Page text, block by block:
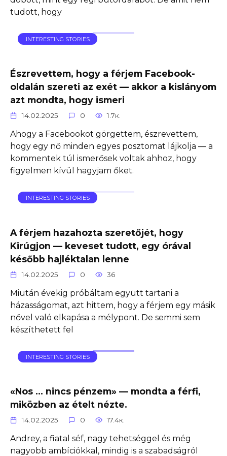
tudott, hogy
INTERESTING STORIES
Észrevettem, hogy a férjem Facebook-
oldalán szereti az exét — akkor a kislányom
azt mondta, hogy ismeri
14.02.2025 0 1.7к.
Ahogy a Facebookot görgettem, észrevettem,
hogy egy nő minden egyes posztomat lájkolja — a
kommentek túl ismerősek voltak ahhoz, hogy
figyelmen kívül hagyjam őket.
INTERESTING STORIES
A férjem hazahozta szeretőjét, hogy
Kirúgjon — keveset tudott, egy órával
később hajléktalan lenne
14.02.2025 0 36
Miután évekig próbáltam együtt tartani a
házasságomat, azt hittem, hogy a férjem egy másik
nővel való elkapása a mélypont. De semmi sem
készíthetett fel
INTERESTING STORIES
«Nos … nincs pénzem» — mondta a férfi,
miközben az ételt nézte.
14.02.2025 0 17.4к.
Andrey, a fiatal séf, nagy tehetséggel és még
nagyobb ambíciókkal, mindig is a szabadságról